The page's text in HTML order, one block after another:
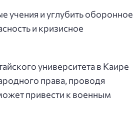
и углубить оборонное
и кризисное
университета в Каире
права, проводя
привести к военным